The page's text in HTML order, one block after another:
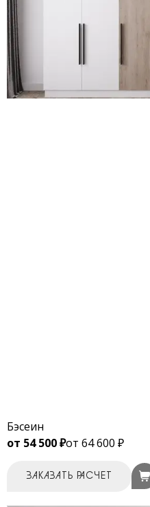
Бэсеин
от 54 500 ₽от 64 600 ₽
ЗАКАЗАТЬ РАСЧЕТ